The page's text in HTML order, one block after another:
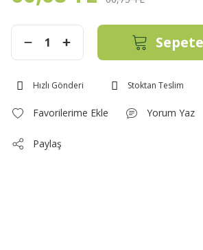
Hızlı Gönderi Stoktan Teslim
Yorum Yaz
Paylaş